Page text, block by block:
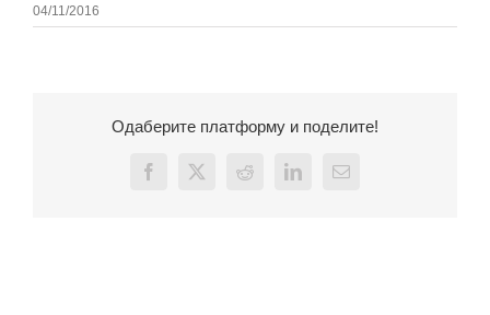
04/11/2016
Одаберите платформу и поделите!
Facebook
X Reddit LinkedInEmail